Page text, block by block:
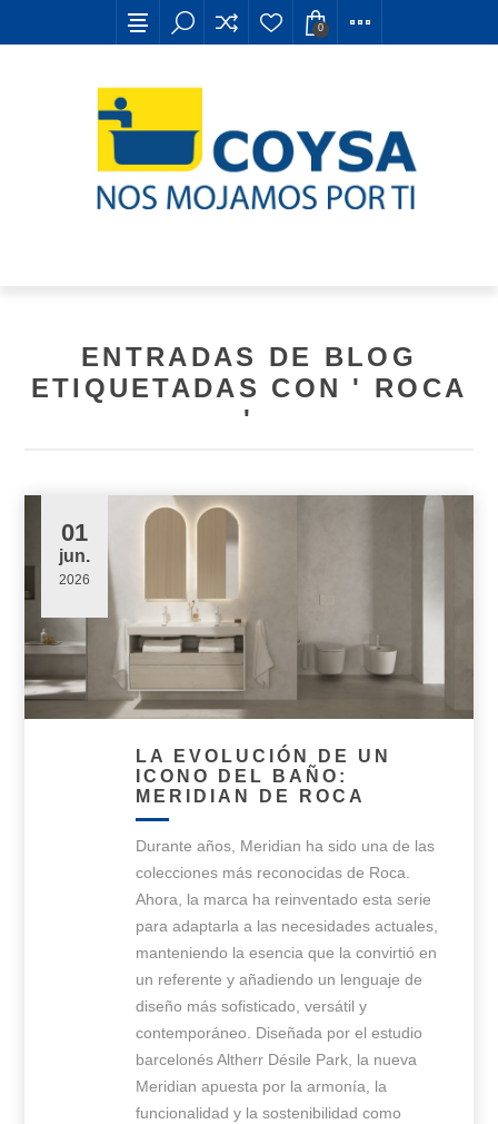
0
ENTRADAS DE BLOG
ETIQUETADAS CON ' ROCA
'
LA EVOLUCIÓN DE UN
ICONO DEL BAÑO:
MERIDIAN DE ROCA
01
jun.
2026
Durante años, Meridian ha sido una de las
colecciones más reconocidas de Roca.
Ahora, la marca ha reinventado esta serie
para adaptarla a las necesidades actuales,
manteniendo la esencia que la convirtió en
un referente y añadiendo un lenguaje de
diseño más sofisticado, versátil y
contemporáneo. Diseñada por el estudio
barcelonés Altherr Désile Park, la nueva
Meridian apuesta por la armonía, la
funcionalidad y la sostenibilidad como